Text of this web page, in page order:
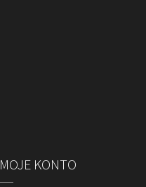
MOJE KONTO